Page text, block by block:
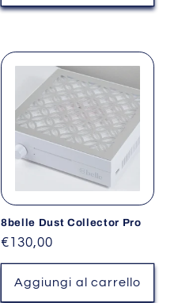
8belle Dust Collector Pro
Prezzo
di
listino
€130,00
Aggiungi al carrello